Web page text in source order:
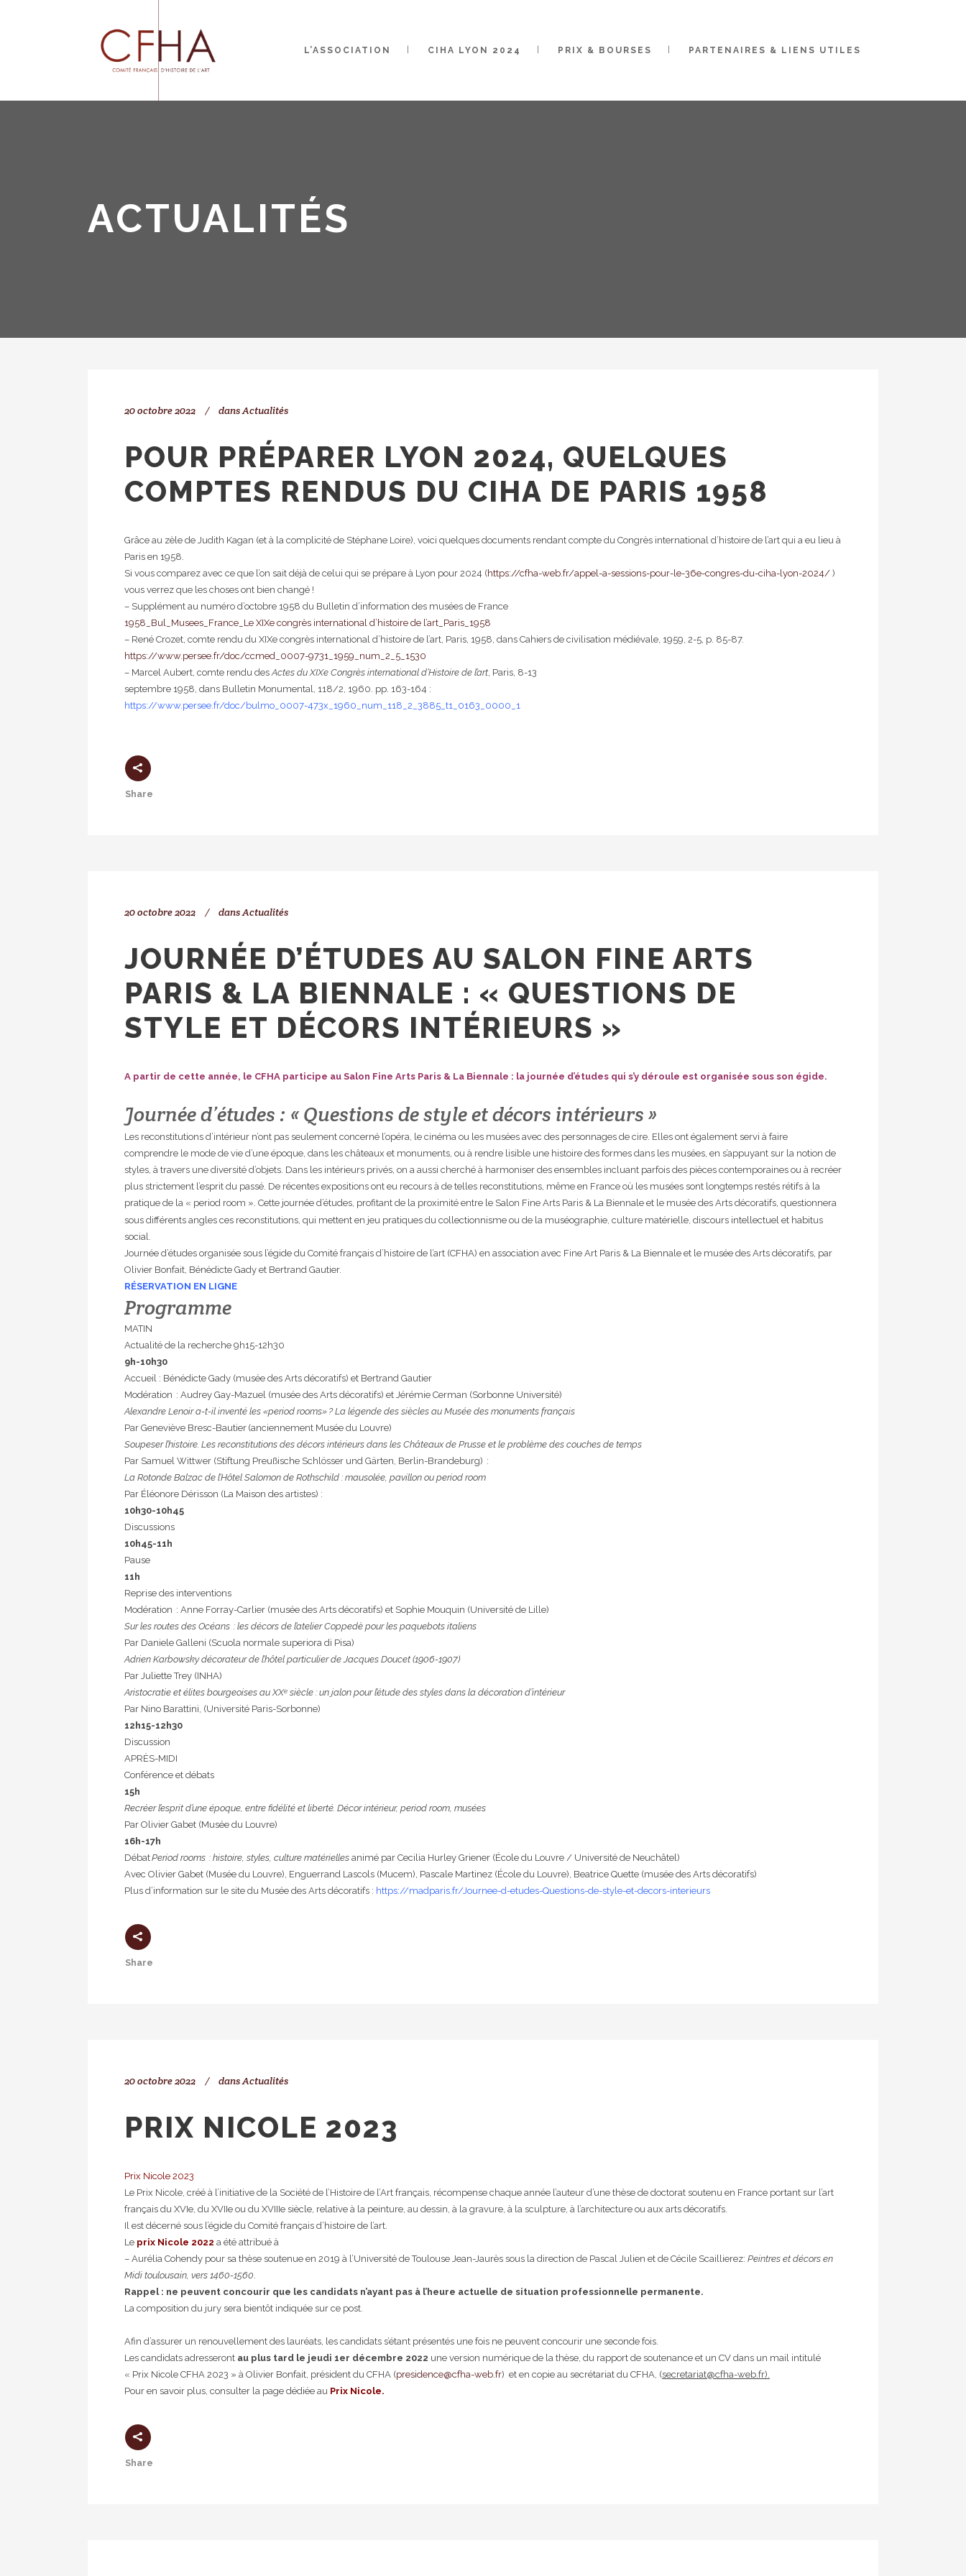
L’ASSOCIATION CIHA LYON 2024 PRIX & BOURSES PARTENAIRES & LIENS UTILES
ACTUALITÉS
20 octobre 2022 dansActualités
POUR PRÉPARER LYON 2024, QUELQUES
COMPTES RENDUS DU CIHA DE PARIS 1958
Grâce au zèle de Judith Kagan (et à la complicité de Stéphane Loire), voici quelques documents rendant compte du Congrès international d’histoire de l’art qui a eu lieu à
Paris en 1958.
Si vous comparez avec ce que l’on sait déjà de celui qui se prépare à Lyon pour 2024 (https://cfha-web.fr/appel-a-sessions-pour-le-36e-congres-du-ciha-lyon-2024/ )
vous verrez que les choses ont bien changé !
– Supplément au numéro d’octobre 1958 du Bulletin d’information des musées de France
1958_Bul_Musees_France_Le XIXe congrès international d’histoire de l’art_Paris_1958
– René Crozet, comte rendu du XIXe congrès international d’histoire de l’art, Paris, 1958, dans Cahiers de civilisation médiévale, 1959, 2-5, p. 85-87.
https://www.persee.fr/doc/ccmed_0007-9731_1959_num_2_5_1530
– Marcel Aubert, comte rendu desActes du XIXe Congrès international d’Histoire de l’art, Paris, 8-13
septembre 1958, dans Bulletin Monumental, 118/2, 1960. pp. 163-164 :
https://www.persee.fr/doc/bulmo_0007-473x_1960_num_118_2_3885_t1_0163_0000_1
Share
20 octobre 2022 dansActualités
JOURNÉE D’ÉTUDES AU SALON FINE ARTS
PARIS & LA BIENNALE : « QUESTIONS DE
STYLE ET DÉCORS INTÉRIEURS »
A partir de cette année, le CFHA participe au Salon Fine Arts Paris & La Biennale : la journée d’études qui s’y déroule est organisée sous son égide.
Journée d’études : «Questions de style et décors intérieurs»
Les reconstitutions d’intérieur n’ont pas seulement concerné l’opéra, le cinéma ou les musées avec des personnages de cire. Elles ont également servi à faire
comprendre le mode de vie d’une époque, dans les châteaux et monuments, ou à rendre lisible une histoire des formes dans les musées, en s’appuyant sur la notion de
styles, à travers une diversité d’objets. Dans les intérieurs privés, on a aussi cherché à harmoniser des ensembles incluant parfois des pièces contemporaines ou à recréer
plus strictement l’esprit du passé. De récentes expositions ont eu recours à de telles reconstitutions, même en France où les musées sont longtemps restés rétifs à la
pratique de la « period room ». Cette journée d’études, profitant de la proximité entre le Salon Fine Arts Paris & La Biennale et le musée des Arts décoratifs, questionnera
sous différents angles ces reconstitutions, qui mettent en jeu pratiques du collectionnisme ou de la muséographie, culture matérielle, discours intellectuel et habitus
social.
Journée d’études organisée sous l’égide du Comité français d’histoire de l’art (CFHA) en association avec Fine Art Paris & La Biennale et le musée des Arts décoratifs, par
Olivier Bonfait, Bénédicte Gady et Bertrand Gautier.
RÉSERVATION EN LIGNE
Programme
MATIN
Actualité de la recherche 9h15-12h30
9h-10h30
Accueil : Bénédicte Gady (musée des Arts décoratifs) et Bertrand Gautier
Modération : Audrey Gay-Mazuel (musée des Arts décoratifs) et Jérémie Cerman (Sorbonne Université)
Alexandre Lenoir a-t-il inventé les «period rooms» ? La légende des siècles au Musée des monuments français
Par Geneviève Bresc-Bautier (anciennement Musée du Louvre)
Soupeser l’histoire. Les reconstitutions des décors intérieurs dans les Châteaux de Prusse et le problème des couches de temps
Par Samuel Wittwer (Stiftung Preußische Schlösser und Gärten, Berlin-Brandeburg) :
La Rotonde Balzac de l’Hôtel Salomon de Rothschild : mausolée, pavillon ou period room
Par Éléonore Dérisson (La Maison des artistes) :
10h30-10h45
Discussions
10h45-11h
Pause
11h
Reprise des interventions
Modération : Anne Forray-Carlier (musée des Arts décoratifs) et Sophie Mouquin (Université de Lille)
Sur les routes des Océans : les décors de l’atelier Coppedè pour les paquebots italiens
Par Daniele Galleni (Scuola normale superiora di Pisa)
Adrien Karbowsky décorateur de l’hôtel particulier de Jacques Doucet (1906-1907)
Par Juliette Trey (INHA)
Aristocratie et élites bourgeoises auXXe siècle : un jalon pour l’étude des styles dans la décoration d’intérieur
Par Nino Barattini, (Université Paris-Sorbonne)
12h15-12h30
Discussion
APRÈS-MIDI
Conférence et débats
15h
Recréer l’esprit d’une époque, entre fidélité et liberté. Décor intérieur, period room, musées
Par Olivier Gabet (Musée du Louvre)
16h-17h
DébatPeriod rooms : histoire, styles, culture matérielles animé par Cecilia Hurley Griener (École du Louvre / Université de Neuchâtel)
Avec Olivier Gabet (Musée du Louvre), Enguerrand Lascols (Mucem), Pascale Martinez (École du Louvre), Beatrice Quette (musée des Arts décoratifs)
Plus d’information sur le site du Musée des Arts décoratifs : https://madparis.fr/Journee-d-etudes-Questions-de-style-et-decors-interieurs
Share
20 octobre 2022 dansActualités
PRIX NICOLE 2023
Prix Nicole 2023
Le Prix Nicole, créé à l’initiative de la Société de l’Histoire de l’Art français, récompense chaque année l’auteur d’une thèse de doctorat soutenu en France portant sur l’art
français du XVIe, du XVIIe ou du XVIIIe siècle, relative à la peinture, au dessin, à la gravure, à la sculpture, à l’architecture ou aux arts décoratifs.
Il est décerné sous l’égide du Comité français d’histoire de l’art.
Le prix Nicole 2022 a été attribué à
– Aurélia Cohendy pour sa thèse soutenue en 2019 à l’Université de Toulouse Jean-Jaurès sous la direction de Pascal Julien et de Cécile Scaillierez: Peintres et décors en
Midi toulousain, vers 1460-1560.
Rappel : ne peuvent concourir que les candidats n’ayant pas à l’heure actuelle de situation professionnelle permanente.
La composition du jury sera bientôt indiquée sur ce post.
Afin d’assurer un renouvellement des lauréats, les candidats s’étant présentés une fois ne peuvent concourir une seconde fois.
Les candidats adresseront au plus tard le jeudi 1er décembre 2022 une version numérique de la thèse, du rapport de soutenance et un CV dans un mail intitulé
« Prix Nicole CFHA 2023 » à Olivier Bonfait, président du CFHA (presidence@cfha-web.fr) et en copie au secrétariat du CFHA, (secretariat@cfha-web.fr).
Pour en savoir plus, consulter la page dédiée au Prix Nicole.
Share